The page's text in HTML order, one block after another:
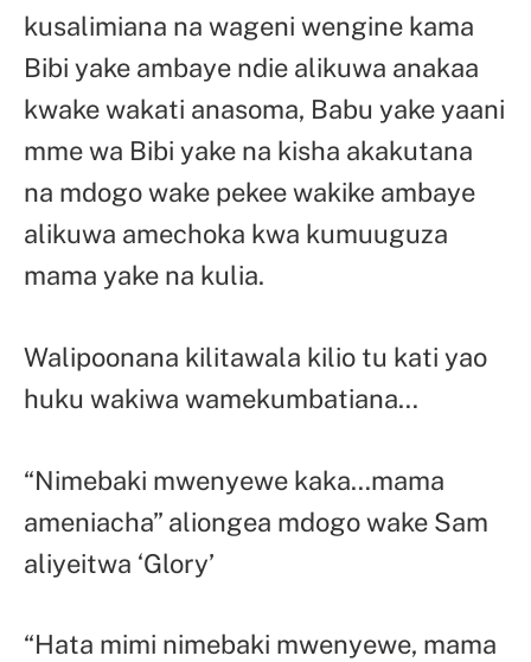
kusalimiana na wageni wengine kama
Bibi yake ambaye ndie alikuwa anakaa
kwake wakati anasoma, Babu yake yaani
mme wa Bibi yake na kisha akakutana
na mdogo wake pekee wakike ambaye
alikuwa amechoka kwa kumuuguza
mama yake na kulia.
Walipoonana kilitawala kilio tu kati yao
huku wakiwa wamekumbatiana…
“Nimebaki mwenyewe kaka…mama
ameniacha” aliongea mdogo wake Sam
aliyeitwa ‘Glory’
“Hata mimi nimebaki mwenyewe, mama